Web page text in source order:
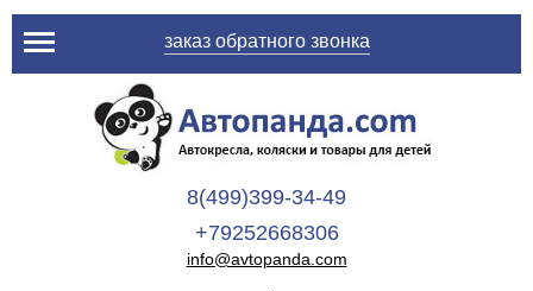
заказ обратного звонка
8(499)399-34-49
+79252668306
info@avtopanda.com